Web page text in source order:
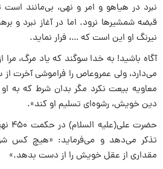
نبرد در هیاهو و امر و نهی، بی‌مانند
قبضه شمشیرها نرود. اما در آغاز نبرد و
نیرنگ او این است که …، فرار نماید.
آگاه باشید! به خدا سوگند که یاد مرگ، مرا
می‌دارد، ولی عمروعاص را فراموشی آخرت
معاویه بیعت نکرد مگر بدان شرط که به
دین خویش، رشوه‌ای تسلیم او کند».
تذکر می‌دهد و می‌فرماید: «هیچ کس
مقداری از عقل خویش را از دست بدهد.»